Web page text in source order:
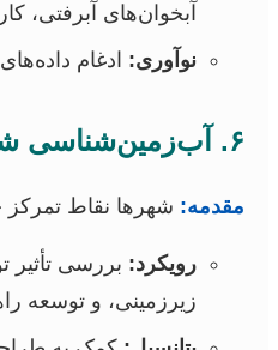
آبخوان‌های آبرفتی،
نوآوری: ادغام
۶. آب‌زمین‌شناسی شهری و تاب‌آوری زیرساخت‌ها در برابر تغییر اقلیم
مقدمه: شهرها نقاط تمرکز
رویکرد: بررسی تأثیر
زیرزمینی، و توسعه